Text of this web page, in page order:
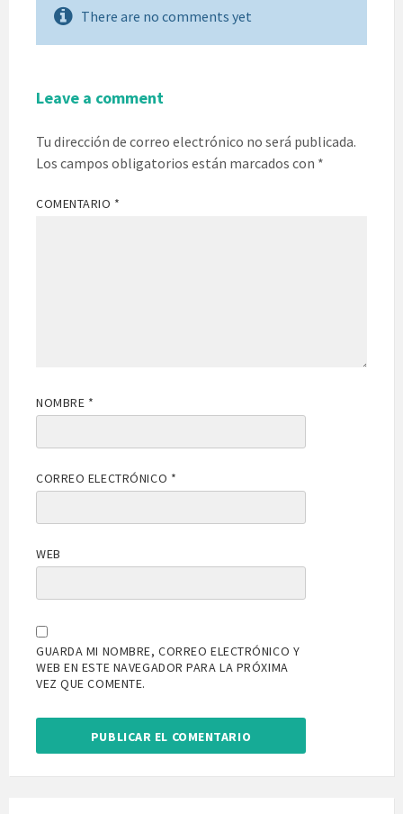
There are no comments yet
Leave a comment
Tu dirección de correo electrónico no será publicada.
Los campos obligatorios están marcados con *
COMENTARIO *
NOMBRE *
CORREO ELECTRÓNICO *
WEB
GUARDA MI NOMBRE, CORREO ELECTRÓNICO Y
WEB EN ESTE NAVEGADOR PARA LA PRÓXIMA
VEZ QUE COMENTE.